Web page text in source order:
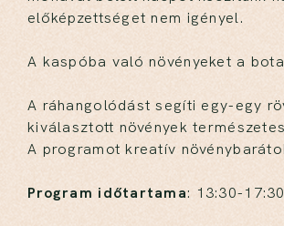
előképzettséget nem igényel.
A kaspóba való növényeket a
A ráhangolódást segíti egy-egy
kiválasztott növények
A programot kreatív
Program időtartama: 13:30-